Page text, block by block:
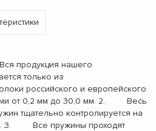
продукция нашего
только из
российского и европейского
от 0,2 мм до 30,0 мм. 2. Весь
тщательно контролируется на
3. Все пружины проходят